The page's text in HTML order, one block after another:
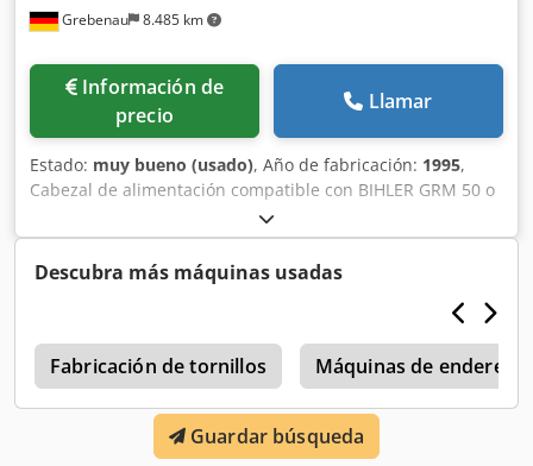
Grebenau 8.485 km
Información de
precio
Llamar
Estado: muy bueno (usado), Año de fabricación: 1995,
Cabezal de alimentación compatible con BIHLER GRM 50 o
GRM 80. Rango de diámetro del alambre: 2,5 - 5,5 mm.
Dcjdpfx Asi Tza Ujh Ssk
Descubra más máquinas usadas
Fabricación de tornillos Máquinas de
Guardar búsqueda